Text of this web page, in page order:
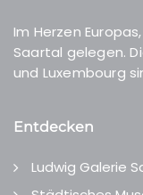
Im Herzen
Saartal gelegen.
und Luxembourg
Entdecken
Ludwig Galerie